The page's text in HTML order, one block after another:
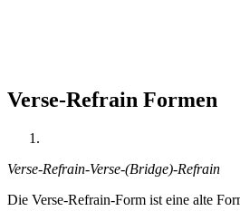
Verse-Refrain Formen
Verse-Refrain-Verse-(Bridge)-Refrain
Die Verse-Refrain-Form ist eine alte